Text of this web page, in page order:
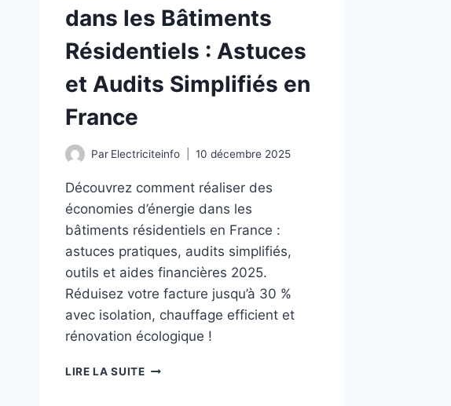
dans les Bâtiments
Résidentiels : Astuces
et Audits Simplifiés en
France
Par Electriciteinfo 10 décembre 2025
Découvrez comment réaliser des
économies d’énergie dans les
bâtiments résidentiels en France :
astuces pratiques, audits simplifiés,
outils et aides financières 2025.
Réduisez votre facture jusqu’à 30 %
avec isolation, chauffage efficient et
rénovation écologique !
LIRE LA SUITEÉCONOMIES